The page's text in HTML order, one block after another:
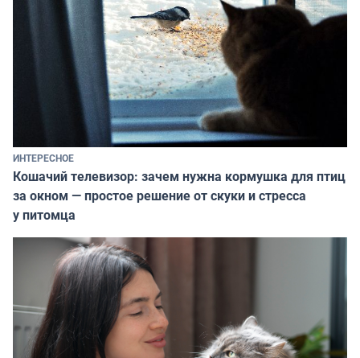
ИНТЕРЕСНОЕ
Кошачий телевизор: зачем нужна кормушка для птиц
за окном — простое решение от скуки и стресса
у питомца